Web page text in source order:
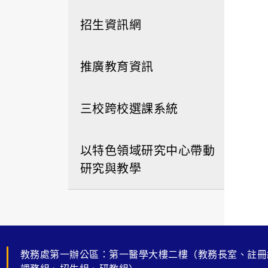
招生資訊網
推廣教育資訊
三校跨校選課系統
以特色領域研究中心帶動
研究與教學
教務處第一辦公區：第一醫學大樓二樓（教務長室、註